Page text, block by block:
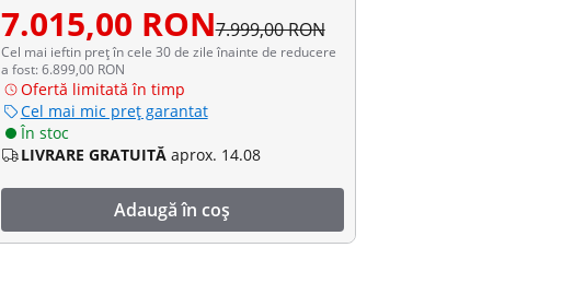
7.015,00 RON7.999,00 RON
Cel mai ieftin preț în cele 30 de zile înainte de reducere
a fost: 6.899,00 RON
Ofertă limitată în timp
Cel mai mic preț garantat
În stoc
LIVRARE GRATUITĂ aprox. 14.08
Adaugă în coș